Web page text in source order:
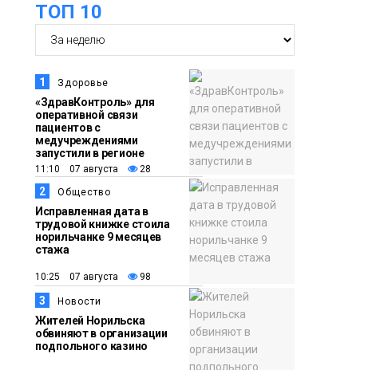
16:39
06 августа
Новости
запускает осеннюю
кампанию по
поддержке
соцпроектов
15:57
06 августа
Новости
Первый юбилей
«Башни» отпразднуют
в Норильске: гостей
ждут фестиваль,
квест и многое другое
15:15
06 августа
Образование
Как устроено
школьное питание в
Норильске: льготы,
меню и порядок
оплаты
ТОП 10
1 Здоровье
«ЗдравКонтроль» для
оперативной связи
пациентов с
медучреждениями
запустили в регионе
11:10 07 августа 28
2 Общество
Исправленная дата в
трудовой книжке стоила
норильчанке 9 месяцев
стажа
10:25 07 августа 98
3 Новости
Жителей Норильска
обвиняют в организации
подпольного казино